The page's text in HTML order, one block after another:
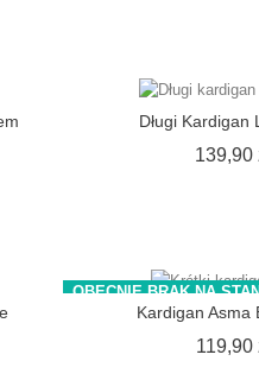
Długi Kardigan
139,90
OBECNIE BRAK NA
Kardigan Asma
119,90